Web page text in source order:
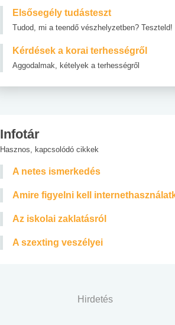
Elsősegély tudásteszt
Tudod, mi a teendő vészhelyzetben? Teszteld!
Kérdések a korai terhességről
Aggodalmak, kételyek a terhességről
Infotár
Hasznos, kapcsolódó cikkek
A netes ismerkedés
Amire figyelni kell
Az iskolai zaklatásról
A szexting veszélyei
Hirdetés